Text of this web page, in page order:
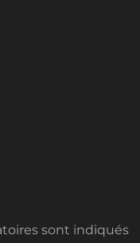
sont indiqués